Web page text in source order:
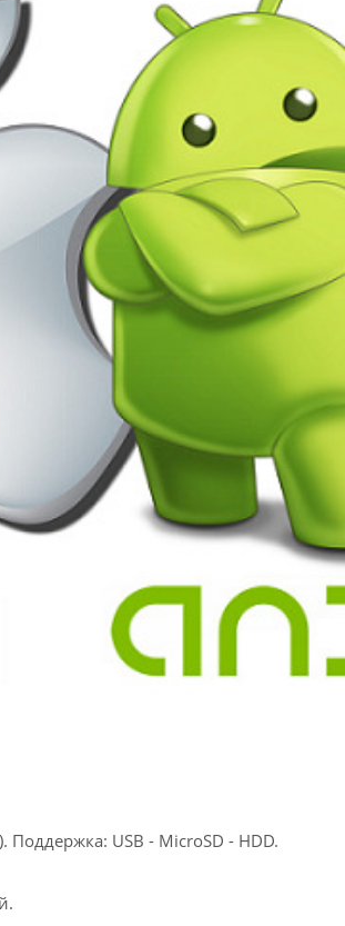
USB - MicroSD - HDD.